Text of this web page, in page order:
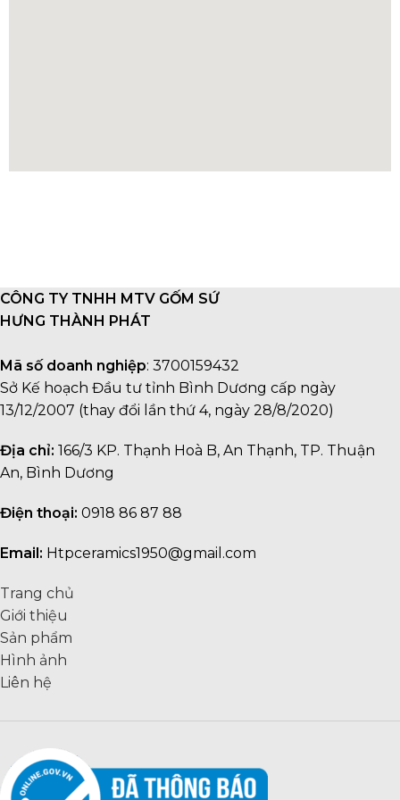
CÔNG TY TNHH MTV GỐM SỨ
HƯNG THÀNH PHÁT
Mã số doanh nghiệp: 3700159432
Sở Kế hoạch Đầu tư tỉnh Bình Dương cấp ngày
13/12/2007 (thay đổi lần thứ 4, ngày 28/8/2020)
Địa chỉ: 166/3 KP. Thạnh Hoà B, An Thạnh, TP. Thuận
An, Bình Dương
Điện thoại: 0918 86 87 88
Email: Htpceramics1950@gmail.com
Trang chủ
Giới thiệu
Sản phẩm
Hình ảnh
Liên hệ